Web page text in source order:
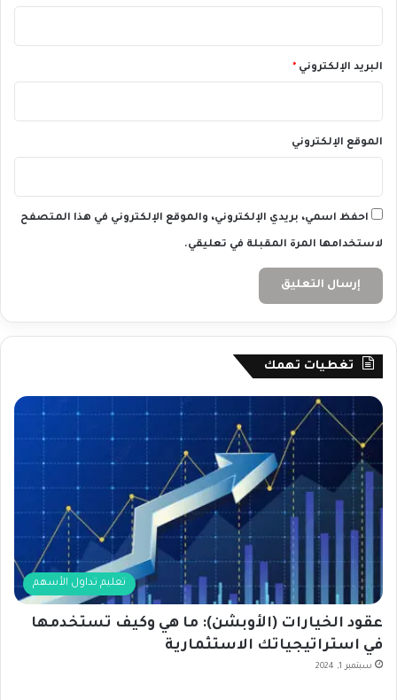
البريد الإلكتروني *
الموقع الإلكتروني
احفظ اسمي، بريدي الإلكتروني، والموقع الإلكتروني في هذا المتصفح
لاستخدامها المرة المقبلة في تعليقي.
تغطيات تهمك
تعليم تداول الأسهم
عقود الخيارات (الأوبشن): ما هي وكيف تستخدمها
في استراتيجياتك الاستثمارية
سبتمبر 1, 2024